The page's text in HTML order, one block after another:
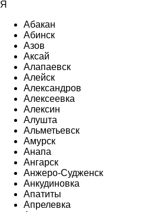
Я
Абакан
Абинск
Азов
Аксай
Алапаевск
Алейск
Александров
Алексеевка
Алексин
Алушта
Альметьевск
Амурск
Анапа
Ангарск
Анжеро-Судженск
Анкудиновка
Апатиты
Апрелевка